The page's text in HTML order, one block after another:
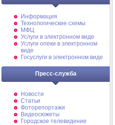
Информация
Технологические схемы
МФЦ
Услуги в электронном виде
Услуги опеки в электронном
виде
Госуслуги в электронном виде
Пресс-служба
Новости
Статьи
Фоторепортажи
Видеосюжеты
Городское телевидение